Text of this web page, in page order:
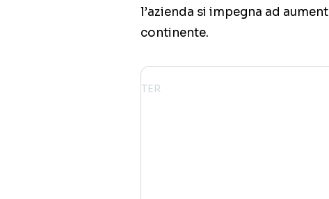
l’azienda si impegna ad
continente.